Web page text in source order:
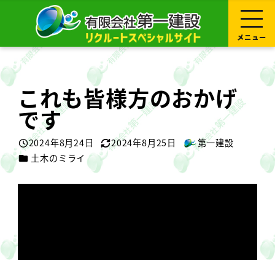
テ
ツ
へ
メニュー
これも皆様方のおかげ
です
投稿日
2024年8月24日
更新日
2024年8月25日
著
者
第一建設
カテゴリー
土木のミライ
動
ヤ
ー